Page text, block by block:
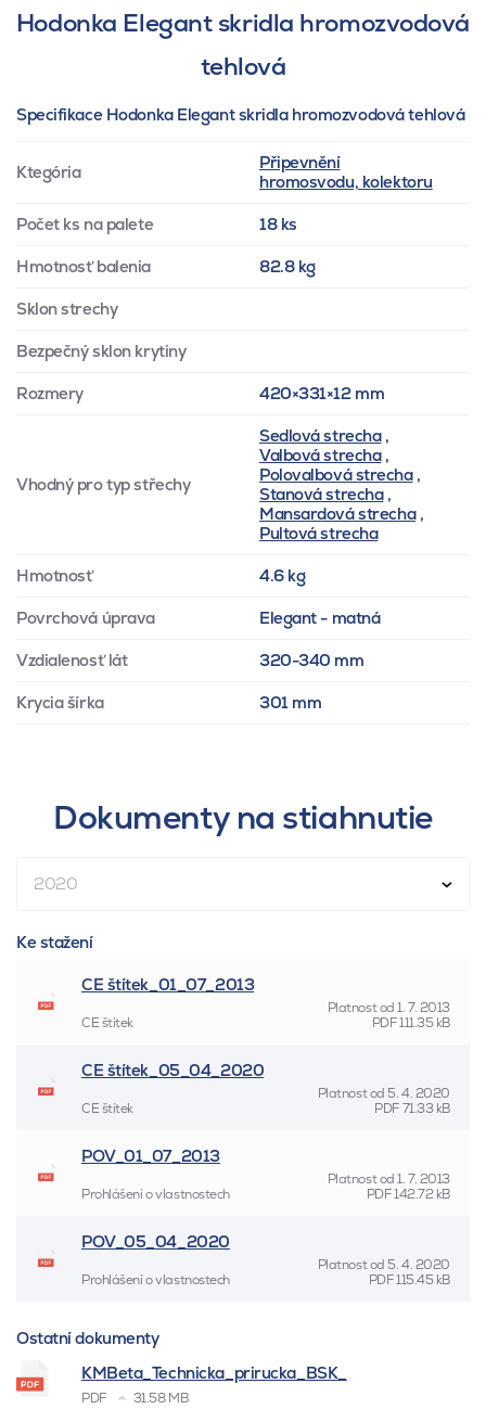
Hodonka Elegant skridla hromozvodová
tehlová
Specifikace Hodonka Elegant skridla hromozvodová tehlová
Ktegória
Připevnění
hromosvodu, kolektoru
Počet ks na palete 18 ks
Hmotnosť balenia 82.8 kg
Sklon strechy
Bezpečný sklon krytiny
Rozmery 420×331×12 mm
Vhodný pro typ střechy
Sedlová strecha,
Valbová strecha,
Polovalbová strecha,
Stanová strecha,
Mansardová strecha,
Pultová strecha
Hmotnosť 4.6 kg
Povrchová úprava Elegant - matná
Vzdialenosť lát 320-340 mm
Krycia šírka 301 mm
Dokumenty na stiahnutie
2020
Ke stažení
CE štítek_01_07_2013
Platnost od1. 7. 2013
CE štítek
PDF111.35 kB
CE štítek_05_04_2020
Platnost od 5. 4. 2020
CE štítek
PDF71.33 kB
POV_01_07_2013
Platnost od1. 7. 2013
Prohlášení o vlastnostech
PDF142.72 kB
POV_05_04_2020
Platnost od 5. 4. 2020
Prohlášení o vlastnostech
PDF115.45 kB
Ostatní dokumenty
KMBeta_Technicka_prirucka_BSK_
PDF 31.58 MB